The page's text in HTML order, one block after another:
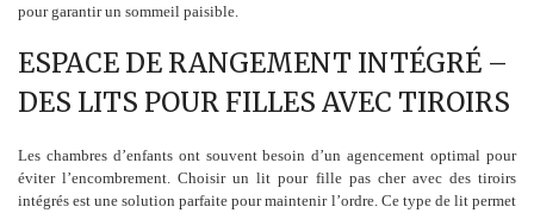
pour garantir un sommeil paisible.
ESPACE DE RANGEMENT INTÉGRÉ –
DES LITS POUR FILLES AVEC TIROIRS
Les chambres d’enfants ont souvent besoin d’un agencement optimal pour
éviter l’encombrement. Choisir un lit pour fille pas cher avec des tiroirs
intégrés est une solution parfaite pour maintenir l’ordre. Ce type de lit permet